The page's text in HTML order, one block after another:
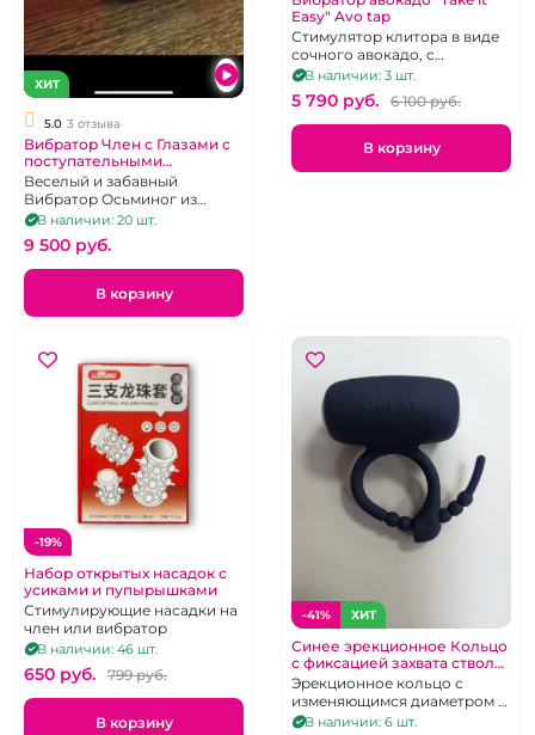
ХИТ
5.0 3 отзыва
Вибратор Член с Глазами с
поступательными
движениями на д.у пульте
Веселый и забавный
Вибратор Осьминог из
Хентая с 7 режимами на
присоске
В наличии: 20 шт.
9 500 pуб.
В корзину
Easy" Avo tap
Стимулятор клитора в виде
сочного авокадо, с
постукивающим эффектом,
10 режимов
В наличии: 3 шт.
5 790 pуб. 6 100 pуб.
В корзину
-19%
Набор открытых насадок с
усиками и пупырышками
Стимулирующие насадки на
член или вибратор
В наличии: 46 шт.
650 pуб. 799 pуб.
В корзину
-41% ХИТ
Синее эрекционное Кольцо
с фиксацией захвата ствола
Delay Capture
Эрекционное кольцо с
изменяющимся диаметром и
вибрацией на ствол и
В наличии: 6 шт.